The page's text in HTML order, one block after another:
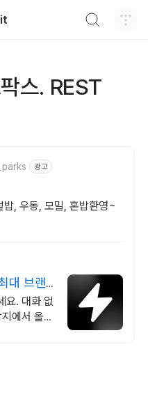
스. REST
광고
, 우동, 모밀, 혼밥환영~
대 브랜
요. 대화 없
에서 올라